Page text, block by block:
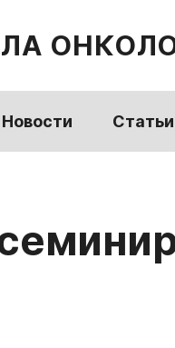
Новости Статьи